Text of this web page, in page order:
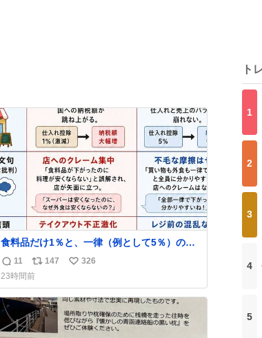
食料品だけ1％と、一律（例として5％）の比
較表を作ってみました。 参考になるかと思い
ます。
返
信
数
11
リ
ポ
ス
ト
数
147
い
ね
数
326
23時間前
ト
1
2
3
4
5